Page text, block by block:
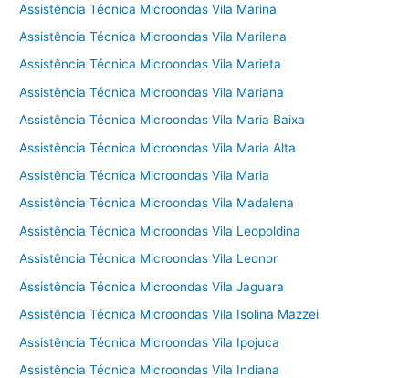
Assistência Técnica Microondas Vila Marina
Assistência Técnica Microondas Vila Marilena
Assistência Técnica Microondas Vila Marieta
Assistência Técnica Microondas Vila Mariana
Assistência Técnica Microondas Vila Maria Baixa
Assistência Técnica Microondas Vila Maria Alta
Assistência Técnica Microondas Vila Maria
Assistência Técnica Microondas Vila Madalena
Assistência Técnica Microondas Vila Leopoldina
Assistência Técnica Microondas Vila Leonor
Assistência Técnica Microondas Vila Jaguara
Assistência Técnica Microondas Vila Isolina Mazzei
Assistência Técnica Microondas Vila Ipojuca
Assistência Técnica Microondas Vila Indiana